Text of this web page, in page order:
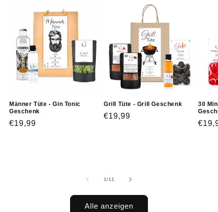
Männer Tüte - Gin Tonic
Geschenk
Normaler
€19,99
Grill Tüte - Grill Geschenk
Normaler
€19,99
30
1/von
11
Alle anzeigen